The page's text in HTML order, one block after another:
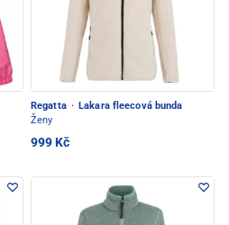
Regatta · Lakara fleecová bunda
Ženy
999 Kč